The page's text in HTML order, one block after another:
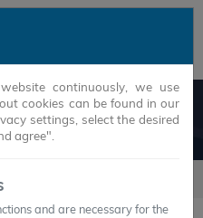
continuously, we use
cookies can be found in our
settings, select the desired
agree".
and are necessary for the